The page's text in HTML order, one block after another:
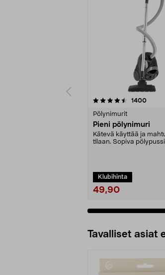
1400
Pölynimurit
Pieni pölynimuri
Kätevä käyttää ja
tilaan. Sopiva
Klubihinta
49,90
4.5 viidestä
Tavalliset asiat